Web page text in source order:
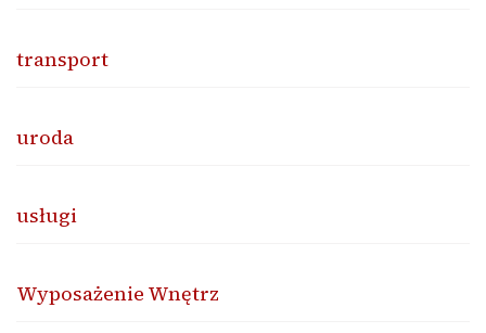
transport
uroda
usługi
Wyposażenie Wnętrz